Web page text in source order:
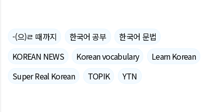
-(으)ㄹ 때까지 한국어 공부
한국어 문법
KOREAN NEWS
Korean vocabulary
Learn Korean
Super Real Korean
TOPIK YTN